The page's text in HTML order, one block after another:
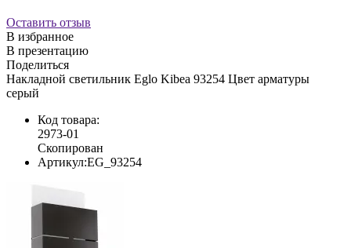
Оставить отзыв
В избранное
В презентацию
Поделиться
Накладной светильник Eglo Kibea 93254 Цвет арматуры
серый
Код товара:
2973-01
Скопирован
Артикул:EG_93254